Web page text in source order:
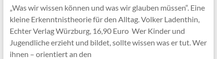
„Was wir wissen können und was wir glauben müssen“. Eine
kleine Erkenntnistheorie für den Alltag. Volker Ladenthin,
Echter Verlag Würzburg, 16,90 Euro Wer Kinder und
Jugendliche erzieht und bildet, sollte wissen was er tut. Wer
ihnen – orientiert an den